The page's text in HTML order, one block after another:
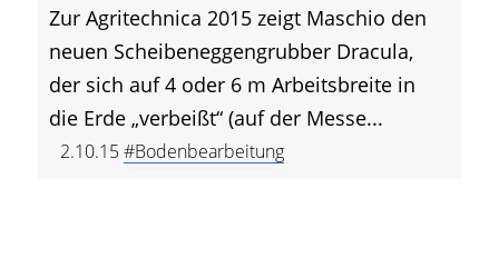
Zur Agritechnica 2015 zeigt Maschio den
neuen Scheibeneggengrubber Dracula,
der sich auf 4 oder 6 m Arbeitsbreite in
die Erde „verbeißt“ (auf der Messe...
2.10.15#Bodenbearbeitung